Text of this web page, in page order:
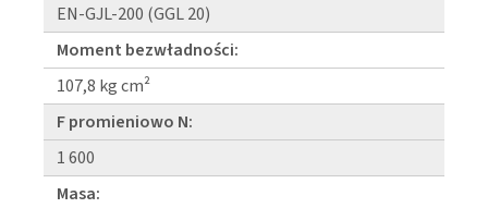
EN-GJL-200 (GGL 20)
Moment bezwładności:
107,8 kg cm²
F promieniowo N:
1 600
Masa: